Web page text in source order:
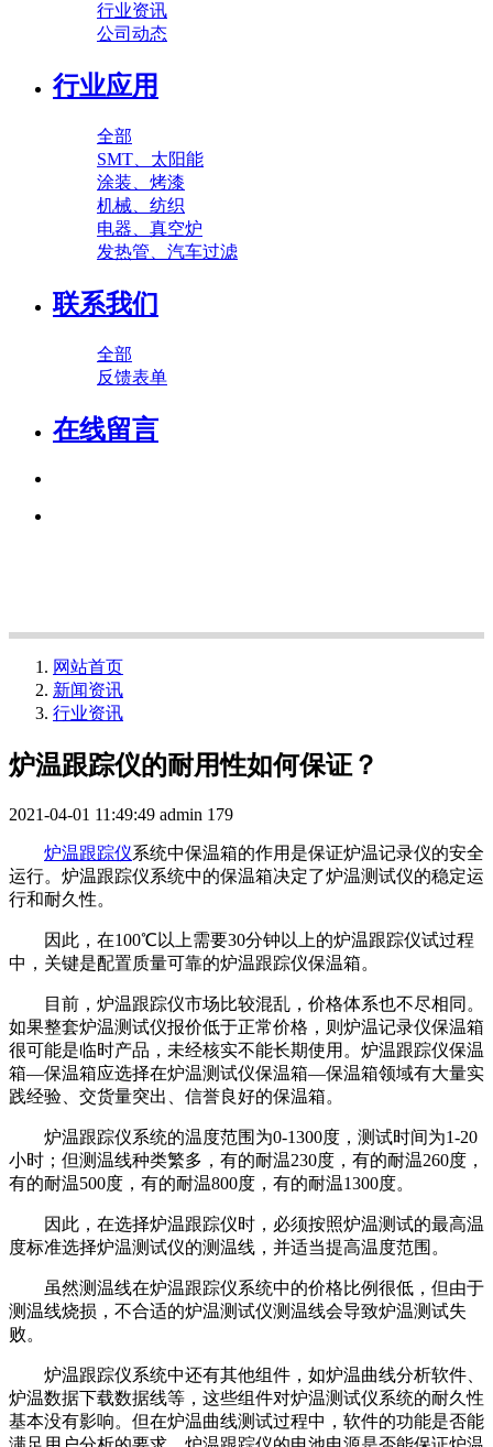
行业资讯
公司动态
行业应用
全部
SMT、太阳能
涂装、烤漆
机械、纺织
电器、真空炉
发热管、汽车过滤
联系我们
全部
反馈表单
在线留言
网站首页
新闻资讯
行业资讯
炉温跟踪仪的耐用性如何保证？
2021-04-01 11:49:49 admin 179
炉温跟踪仪系统中保温箱的作用是保证炉温记录仪的安全
运行。炉温跟踪仪系统中的保温箱决定了炉温测试仪的稳定运
行和耐久性。
因此，在100℃以上需要30分钟以上的炉温跟踪仪试过程
中，关键是配置质量可靠的炉温跟踪仪保温箱。
目前，炉温跟踪仪市场比较混乱，价格体系也不尽相同。
如果整套炉温测试仪报价低于正常价格，则炉温记录仪保温箱
很可能是临时产品，未经核实不能长期使用。炉温跟踪仪保温
箱—保温箱应选择在炉温测试仪保温箱—保温箱领域有大量实
践经验、交货量突出、信誉良好的保温箱。
炉温跟踪仪系统的温度范围为0-1300度，测试时间为1-20
小时；但测温线种类繁多，有的耐温230度，有的耐温260度，
有的耐温500度，有的耐温800度，有的耐温1300度。
因此，在选择炉温跟踪仪时，必须按照炉温测试的最高温
度标准选择炉温测试仪的测温线，并适当提高温度范围。
虽然测温线在炉温跟踪仪系统中的价格比例很低，但由于
测温线烧损，不合适的炉温测试仪测温线会导致炉温测试失
败。
炉温跟踪仪系统中还有其他组件，如炉温曲线分析软件、
炉温数据下载数据线等，这些组件对炉温测试仪系统的耐久性
基本没有影响。但在炉温曲线测试过程中，软件的功能是否能